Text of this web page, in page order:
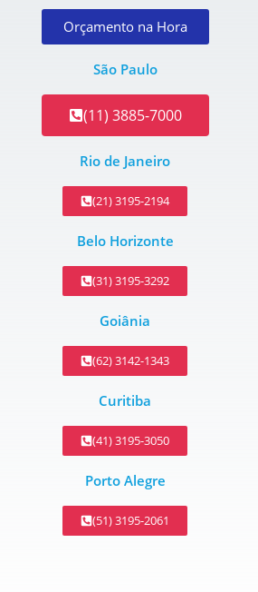
Orçamento na Hora
São Paulo
(11) 3885-7000
Rio de Janeiro
(21) 3195-2194
Belo Horizonte
(31) 3195-3292
Goiânia
(62) 3142-1343
Curitiba
(41) 3195-3050
Porto Alegre
(51) 3195-2061